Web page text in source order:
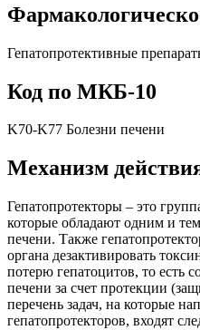
Гепатопротективные
Код по МКБ-10
K70-K77 Болезни печени
Механизм
Гепатопротекторы – это
которые обладают одним и
печени. Также
органа дезактивировать
потерю гепатоцитов, то есть
печени за счет протекции
перечень задач, на которые
гепатопротекторов, входят